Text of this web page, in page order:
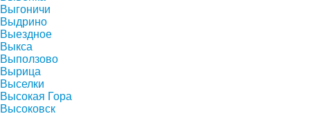
Выгоничи
Выдрино
Выездное
Выкса
Выползово
Вырица
Выселки
Высокая Гора
Высоковск